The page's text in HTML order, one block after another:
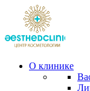
О клинике